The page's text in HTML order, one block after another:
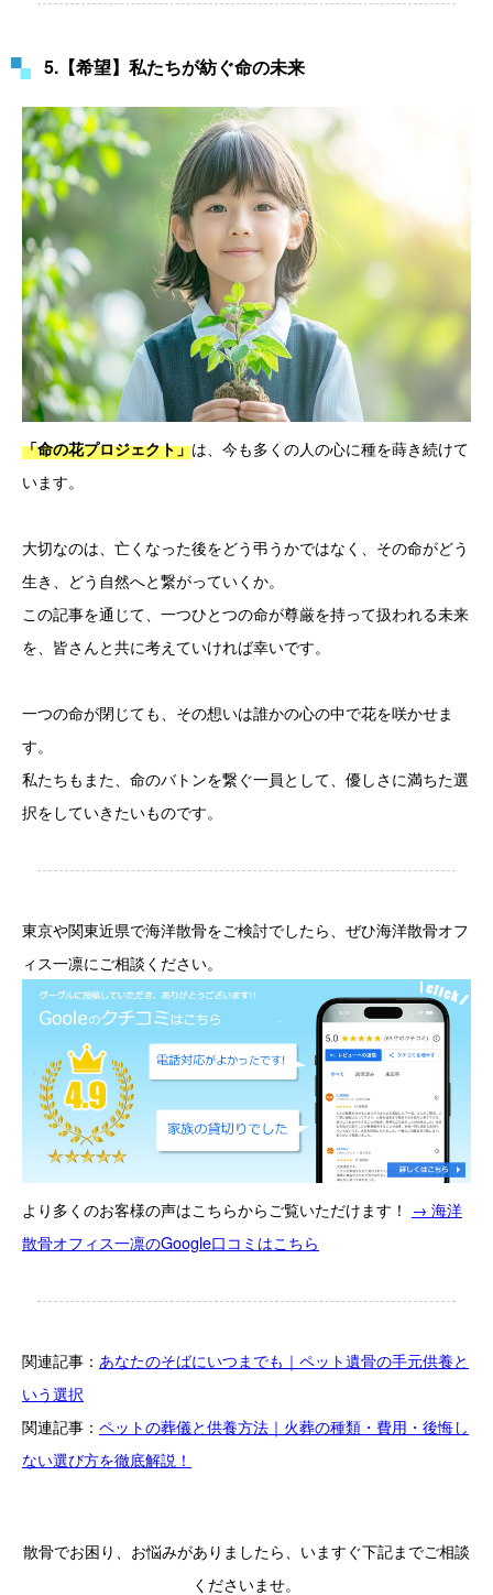
5.【希望】私たちが紡ぐ命の未来
「命の花プロジェクト」は、今も多くの人の心に種を蒔き続けて
います。
大切なのは、亡くなった後をどう弔うかではなく、その命がどう
生き、どう自然へと繋がっていくか。
この記事を通じて、一つひとつの命が尊厳を持って扱われる未来
を、皆さんと共に考えていければ幸いです。
一つの命が閉じても、その想いは誰かの心の中で花を咲かせま
す。
私たちもまた、命のバトンを繋ぐ一員として、優しさに満ちた選
択をしていきたいものです。
東京や関東近県で海洋散骨をご検討でしたら、ぜひ海洋散骨オフ
ィス一凛にご相談ください。
より多くのお客様の声はこちらからご覧いただけます！ → 海洋
散骨オフィス一凛のGoogle口コミはこちら
関連記事： あなたのそばにいつまでも｜ペット遺骨の手元供養と
いう選択
関連記事： ペットの葬儀と供養方法｜火葬の種類・費用・後悔し
ない選び方を徹底解説！
散骨でお困り、お悩みがありましたら、いますぐ下記までご相談
くださいませ。